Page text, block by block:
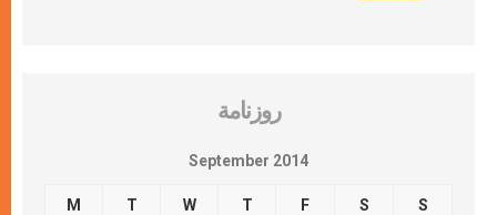
روزنامة
September 2014
M T W T F S S